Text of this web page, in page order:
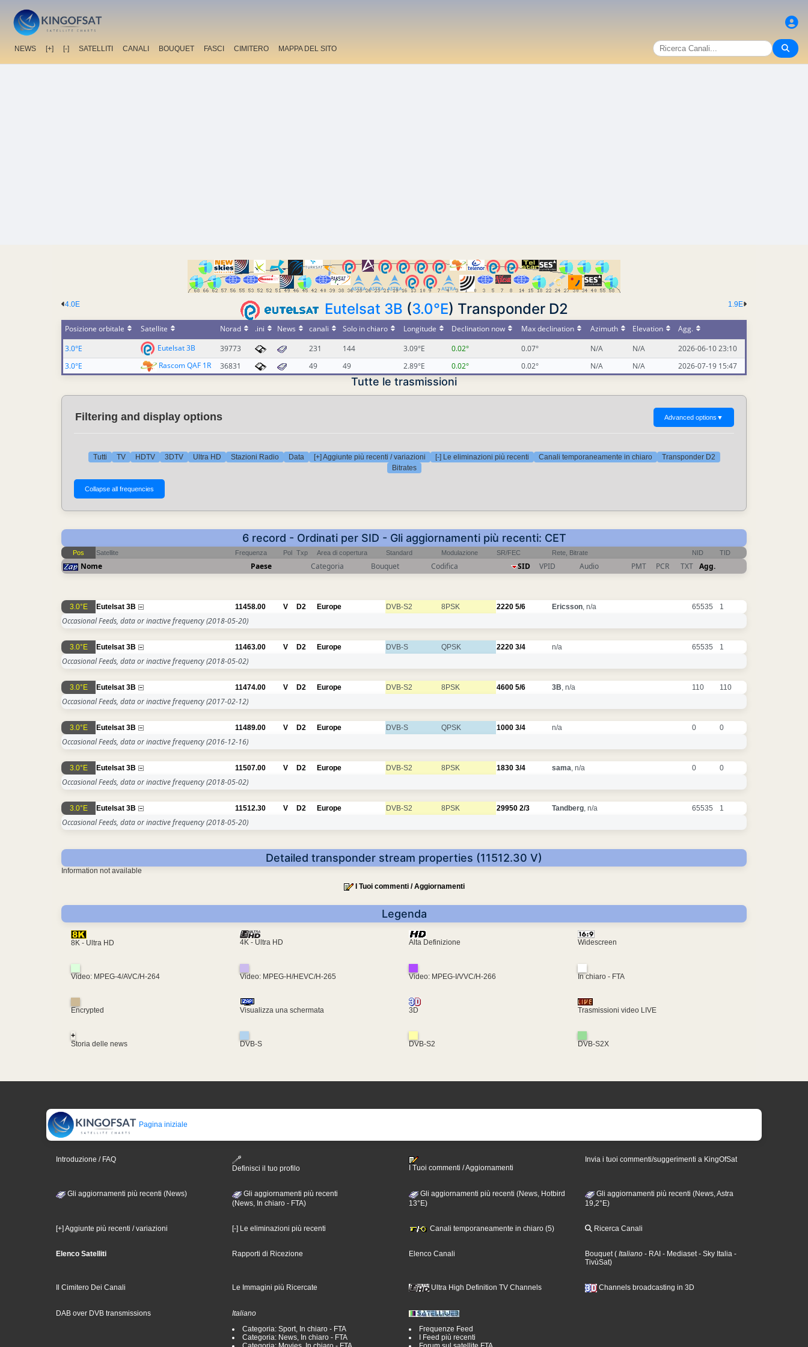
NEWS [+] [-] SATELLITI CANALI BOUQUET FASCI CIMITERO MAPPA DEL SITO
1.9E
4.0E Eutelsat 3B (3.0°E) Transponder D2
Posizione orbitale Satellite Norad .ini News canali Solo in chiaro Longitude Declination now Max declination Azimuth Elevation
Agg.
3.0°E
Eutelsat 3B 39773 231 144 3.09°E 0.02° 0.07° N/A N/A
2026-06-10 23:10
3.0°E
Rascom QAF 1R 36831 49 49 2.89°E 0.02° 0.02° N/A N/A 2026-07-19 15:47
Tutte le trasmissioni
Filtering and display options Advanced options ▼
Tutti TV HDTV 3DTV Ultra HD Stazioni Radio Data [+] Aggiunte più recenti / variazioni [-] Le eliminazioni più recenti Canali temporaneamente in chiaro
Transponder D2
Bitrates
6 record - Ordinati per SID - Gli aggiornamenti più recenti: CET
Pos Satellite Frequenza Pol Txp Area di copertura Standard Modulazione SR/FEC Rete, Bitrate NID TID
Nome Paese Categoria Bouquet Codifica SID VPID Audio PMT PCR TXT Agg.
3.0°E Eutelsat 3B 11458.00 V D2 Europe DVB-S2 8PSK 2220 5/6 Ericsson , n/a 65535 1
Occasional Feeds, data or inactive frequency(2018-05-20)
3.0°E Eutelsat 3B 11463.00 V D2 Europe DVB-S QPSK 2220 3/4 n/a 65535 1
Occasional Feeds, data or inactive frequency(2018-05-02)
3.0°E Eutelsat 3B 11474.00 V D2 Europe DVB-S2 8PSK 4600 5/6 3B , n/a 110 110
Occasional Feeds, data or inactive frequency(2017-02-12)
3.0°E Eutelsat 3B 11489.00 V D2 Europe DVB-S QPSK 1000 3/4 n/a 0 0
Occasional Feeds, data or inactive frequency(2016-12-16)
3.0°E Eutelsat 3B 11507.00 V D2 Europe DVB-S2 8PSK 1830 3/4 sama , n/a 0 0
Occasional Feeds, data or inactive frequency(2018-05-02)
3.0°E Eutelsat 3B 11512.30 V D2 Europe DVB-S2 8PSK 29950 2/3 Tandberg , n/a 65535 1
Occasional Feeds, data or inactive frequency(2018-05-20)
Detailed transponder stream properties (11512.30 V)
Information not available
I Tuoi commenti / Aggiornamenti
Legenda
8K - Ultra HD 4K - Ultra HD Alta Definizione Widescreen
Video: MPEG-4/AVC/H-264 Video: MPEG-H/HEVC/H-265 Video: MPEG-I/VVC/H-266 In chiaro - FTA
Encrypted Visualizza una schermata 3D Trasmissioni video LIVE
+
Storia delle news
DVB-S DVB-S2 DVB-S2X
Pagina iniziale
Introduzione / FAQ
Definisci il tuo profilo
I Tuoi commenti / Aggiornamenti
Invia i tuoi commenti/suggerimenti a KingOfSat
Gli aggiornamenti più recenti (News)
Gli aggiornamenti più recenti
(News, In chiaro - FTA)
Gli aggiornamenti più recenti (News, Hotbird
13°E)
Gli aggiornamenti più recenti (News, Astra
19,2°E)
[+] Aggiunte più recenti / variazioni [-] Le eliminazioni più recenti Canali temporaneamente in chiaro (5) Ricerca Canali
Elenco Satelliti Rapporti di Ricezione Elenco Canali Bouquet( Italiano - RAI - Mediaset- Sky Italia -
TivùSat)
Il Cimitero Dei Canali Le Immagini più Ricercate Ultra High Definition TV Channels Channels broadcasting in 3D
DAB over DVB transmissions
Italiano
Categoria: Sport, In chiaro - FTA
Categoria: News, In chiaro - FTA
Frequenze Feed
I Feed più recenti